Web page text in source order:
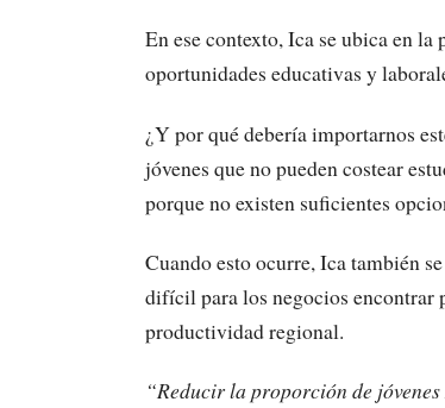
En ese contexto, Ica se ubica en
oportunidades educativas y
¿Y por qué debería importarnos
jóvenes que no pueden costear
porque no existen suficientes
Cuando esto ocurre, Ica también
difícil para los negocios encontrar
productividad regional.
“Reducir la proporción de